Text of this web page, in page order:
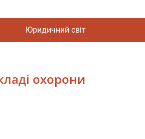
Юридичний світ
охорони